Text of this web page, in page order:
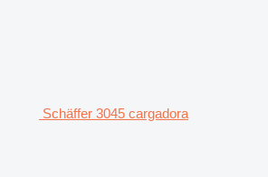
Schäffer 3045 cargadora